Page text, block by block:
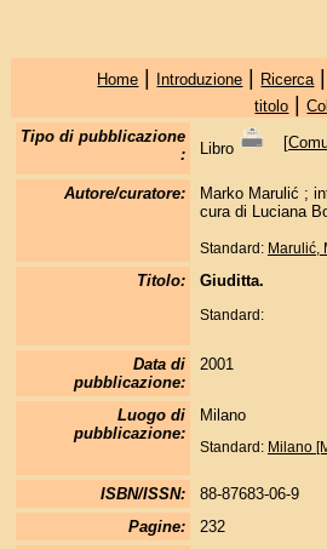
Home | Introduzione | Ricerca |
titolo |
Tipo di pubblicazione
:
Libro [
Autore/curatore:
Marko Marulić ;
cura di Luciana
Standard: Marulić,
Titolo: Giuditta.
Standard:
Data di
pubblicazione:
2001
Luogo di
pubblicazione:
Milano
Standard: Milano
ISBN/ISSN:
88-87683-06-9
Pagine:
232